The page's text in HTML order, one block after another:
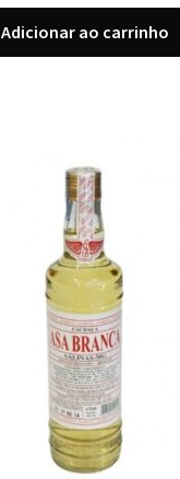
Adicionar ao carrinho